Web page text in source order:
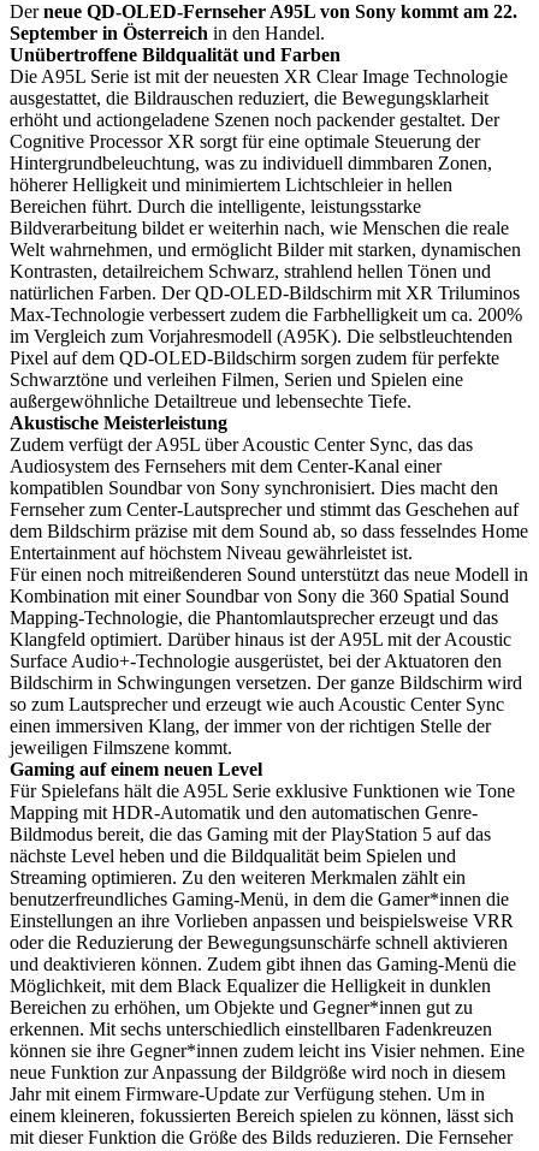
Derneue QD-OLED-Fernseher A95L von Sony kommt am 22.
September in Österreich in den Handel.
Unübertroffene Bildqualität und Farben
Die A95L Serie ist mit der neuesten XR Clear Image Technologie
ausgestattet, die Bildrauschen reduziert, die Bewegungsklarheit
erhöht und actiongeladene Szenen noch packender gestaltet. Der
Cognitive Processor XR sorgt für eine optimale Steuerung der
Hintergrundbeleuchtung, was zu individuell dimmbaren Zonen,
höherer Helligkeit und minimiertem Lichtschleier in hellen
Bereichen führt. Durch die intelligente, leistungsstarke
Bildverarbeitung bildet er weiterhin nach, wie Menschen die reale
Welt wahrnehmen, und ermöglicht Bilder mit starken, dynamischen
Kontrasten, detailreichem Schwarz, strahlend hellen Tönen und
natürlichen Farben. Der QD-OLED-Bildschirm mit XR Triluminos
Max-Technologie verbessert zudem die Farbhelligkeit um ca. 200%
im Vergleich zum Vorjahresmodell (A95K). Die selbstleuchtenden
Pixel auf dem QD-OLED-Bildschirm sorgen zudem für perfekte
Schwarztöne und verleihen Filmen, Serien und Spielen eine
außergewöhnliche Detailtreue und lebensechte Tiefe.
Akustische Meisterleistung
Zudem verfügt der A95L über Acoustic Center Sync, das das
Audiosystem des Fernsehers mit dem Center-Kanal einer
kompatiblen Soundbar von Sony synchronisiert. Dies macht den
Fernseher zum Center-Lautsprecher und stimmt das Geschehen auf
dem Bildschirm präzise mit dem Sound ab, so dass fesselndes Home
Entertainment auf höchstem Niveau gewährleistet ist.
Für einen noch mitreißenderen Sound unterstützt das neue Modell in
Kombination mit einer Soundbar von Sony die 360 Spatial Sound
Mapping-Technologie, die Phantomlautsprecher erzeugt und das
Klangfeld optimiert. Darüber hinaus ist der A95L mit der Acoustic
Surface Audio+-Technologie ausgerüstet, bei der Aktuatoren den
Bildschirm in Schwingungen versetzen. Der ganze Bildschirm wird
so zum Lautsprecher und erzeugt wie auch Acoustic Center Sync
einen immersiven Klang, der immer von der richtigen Stelle der
jeweiligen Filmszene kommt.
Gaming auf einem neuen Level
Für Spielefans hält die A95L Serie exklusive Funktionen wie Tone
Mapping mit HDR-Automatik und den automatischen Genre-
Bildmodus bereit, die das Gaming mit der PlayStation 5 auf das
nächste Level heben und die Bildqualität beim Spielen und
Streaming optimieren. Zu den weiteren Merkmalen zählt ein
benutzerfreundliches Gaming-Menü, in dem die Gamer*innen die
Einstellungen an ihre Vorlieben anpassen und beispielsweise VRR
oder die Reduzierung der Bewegungsunschärfe schnell aktivieren
und deaktivieren können. Zudem gibt ihnen das Gaming-Menü die
Möglichkeit, mit dem Black Equalizer die Helligkeit in dunklen
Bereichen zu erhöhen, um Objekte und Gegner*innen gut zu
erkennen. Mit sechs unterschiedlich einstellbaren Fadenkreuzen
können sie ihre Gegner*innen zudem leicht ins Visier nehmen. Eine
neue Funktion zur Anpassung der Bildgröße wird noch in diesem
Jahr mit einem Firmware-Update zur Verfügung stehen. Um in
einem kleineren, fokussierten Bereich spielen zu können, lässt sich
mit dieser Funktion die Größe des Bilds reduzieren. Die Fernseher